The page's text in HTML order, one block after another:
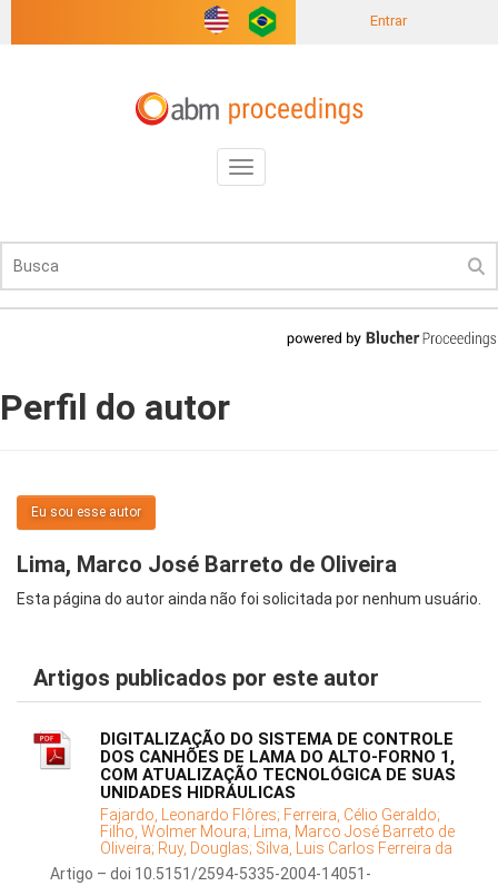
Entrar
Toggle
navigation
Perfil do autor
Eu sou esse autor
Lima, Marco José Barreto de Oliveira
Esta página do autor ainda não foi solicitada por nenhum usuário.
Artigos publicados por este autor
DIGITALIZAÇÃO DO SISTEMA DE CONTROLE
DOS CANHÕES DE LAMA DO ALTO-FORNO 1,
COM ATUALIZAÇÃO TECNOLÓGICA DE SUAS
UNIDADES HIDRÁULICAS
Fajardo, Leonardo Flôres; Ferreira, Célio Geraldo;
Filho, Wolmer Moura; Lima, Marco José Barreto de
Oliveira; Ruy, Douglas; Silva, Luis Carlos Ferreira da
Artigo – doi 10.5151/2594-5335-2004-14051-